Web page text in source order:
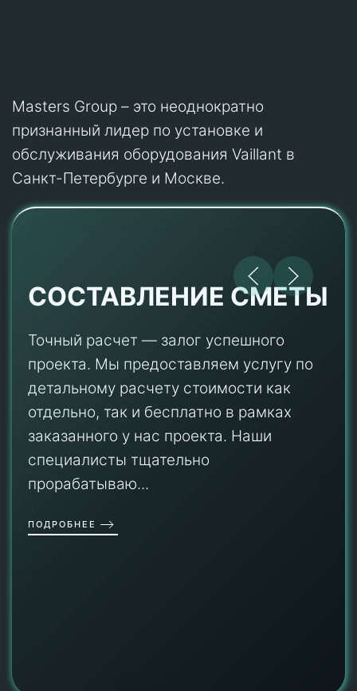
Masters Group – это неоднократно
признанный лидер по установке и
обслуживания оборудования Vaillant в
Санкт-Петербурге и Москве.
СОСТАВЛЕНИЕ СМЕТЫ
Точный расчет — залог успешного
проекта. Мы предоставляем услугу по
детальному расчету стоимости как
отдельно, так и бесплатно в рамках
заказанного у нас проекта. Наши
специалисты тщательно
прорабатываю...
ПОДРОБНЕЕ